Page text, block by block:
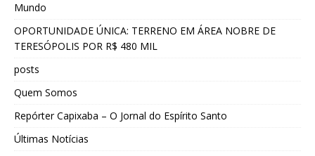
Mundo
OPORTUNIDADE ÚNICA: TERRENO EM ÁREA NOBRE DE
TERESÓPOLIS POR R$ 480 MIL
posts
Quem Somos
Repórter Capixaba – O Jornal do Espírito Santo
Últimas Notícias